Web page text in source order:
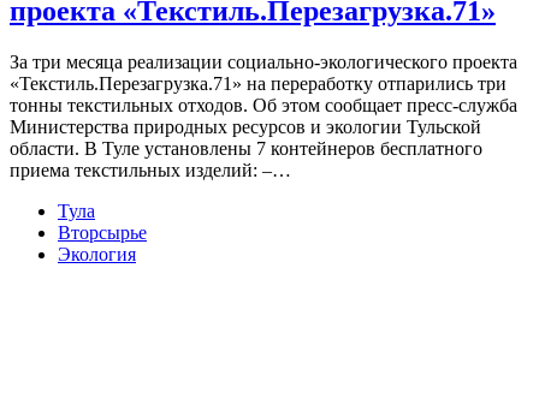
проекта «Текстиль.Перезагрузка.71»
За три месяца реализации социально-экологического проекта
«Текстиль.Перезагрузка.71» на переработку отпарились три
тонны текстильных отходов. Об этом сообщает пресс-служба
Министерства природных ресурсов и экологии Тульской
области. В Туле установлены 7 контейнеров бесплатного
приема текстильных изделий: –…
Тула
Вторсырье
Экология